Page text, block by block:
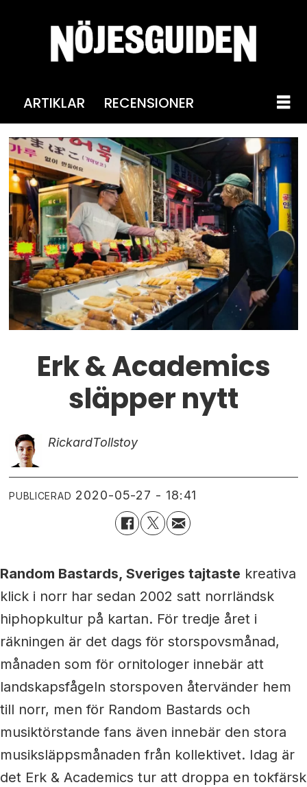
ARTIKLAR RECENSIONER
Erk & Academics
släpper nytt
RickardTollstoy
PUBLICERAD 2020-05-27 - 18:41
Random Bastards, Sveriges tajtaste kreativa
klick i norr har sedan 2002 satt norrländsk
hiphopkultur på kartan. För tredje året i
räkningen är det dags för storspovsmånad,
månaden som för ornitologer innebär att
landskapsfågeln storspoven återvänder hem
till norr, men för Random Bastards och
musiktörstande fans även innebär den stora
musiksläppsmånaden från kollektivet. Idag är
det Erk & Academics tur att droppa en tokfärsk